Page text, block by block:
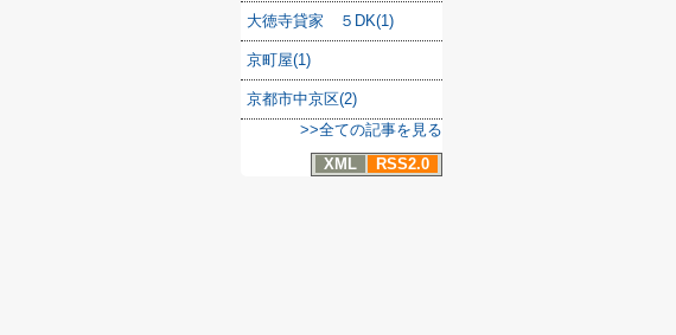
大徳寺貸家 ５DK(1)
京町屋(1)
京都市中京区(2)
>>全ての記事を見る
XML
RSS2.0